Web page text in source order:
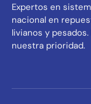
Expertos en
nacional en
livianos y
nuestra prioridad.